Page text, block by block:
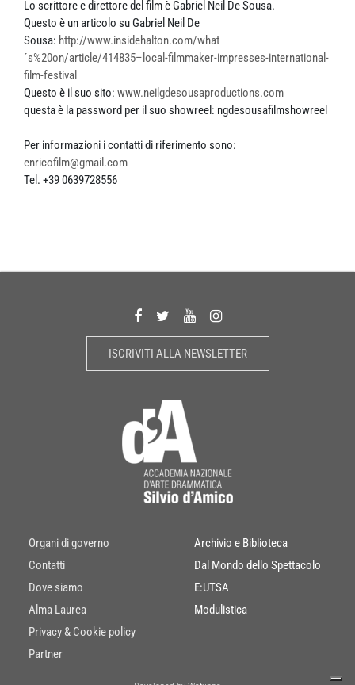
Lo scrittore e direttore del film è Gabriel Neil De Sousa.
Questo è un articolo su Gabriel Neil De
Sousa: http://www.insidehalton.com/what
´s%20on/article/414835–local-filmmaker-impresses-international-
film-festival
Questo è il suo sito: www.neilgdesousaproductions.com
questa è la password per il suo showreel: ngdesousafilmshowreel
Per informazioni i contatti di riferimento sono:
enricofilm@gmail.com
Tel. +39 0639728556
ISCRIVITI ALLA NEWSLETTER
Organi di governo
Contatti
Dove siamo
Alma Laurea
Privacy & Cookie policy
Partner
Archivio e Biblioteca
Dal Mondo dello Spettacolo
E:UTSA
Modulistica